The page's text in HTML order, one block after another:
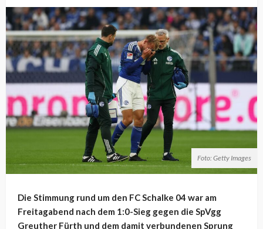
Foto: Getty Images
Die Stimmung rund um den FC Schalke 04 war am
Freitagabend nach dem 1:0-Sieg gegen die SpVgg
Greuther Fürth und dem damit verbundenen Sprung